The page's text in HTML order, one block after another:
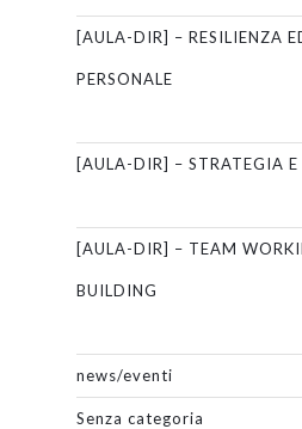
[AULA-DIR] – RESILIENZA
PERSONALE
[AULA-DIR] – STRATEGIA
[AULA-DIR] – TEAM
BUILDING
news/eventi
Senza categoria